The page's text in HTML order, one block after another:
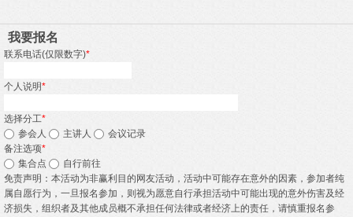
我要报名
联系电话(仅限数字)*
个人说明*
选择分工*
参会人
主讲人
会议记录
备注选项*
集合点
自行前往
免责声明：本活动为非赢利目的网友活动，活动中可能存在意外的因素，参加者纯
属自愿行为，一旦报名参加，则视为愿意自行承担活动中可能出现的意外伤害及经
济损失，组织者及其他成员概不承担任何法律或者经济上的责任，请慎重报名参